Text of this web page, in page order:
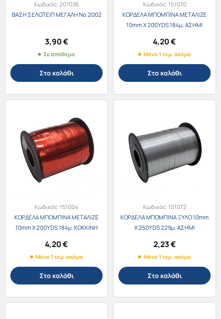
Κωδικός:207036
ΒΑΣΗ ΣΕΛΟΤΕΙΠ ΜΕΓΑΛΗ Νο.2002
3,90€
Σε απόθεμα
Στο καλάθι
Κωδικός:151070
ΚΟΡΔΕΛΑ ΜΠΟΜΠΙΝΑ ΜΕΤΑΛΙΖΕ
10mm X 200YDS 184μ. ΑΣΗΜΙ
4,20€
Μόνο 1 τεμ. ακόμα
Στο καλάθι
Κωδικός:151004
ΚΟΡΔΕΛΑ ΜΠΟΜΠΙΝΑ ΜΕΤΑΛΙΖΕ
10mm X 200YDS 184μ. ΚΟΚΚΙΝΗ
4,20€
Μόνο 1 τεμ. ακόμα
Στο καλάθι
Κωδικός:151072
ΚΟΡΔΕΛΑ ΜΠΟΜΠΙΝΑ ΞΥΛΟ 10mm
X 250YDS 229μ. ΑΣΗΜΙ
2,23€
Μόνο 1 τεμ. ακόμα
Στο καλάθι